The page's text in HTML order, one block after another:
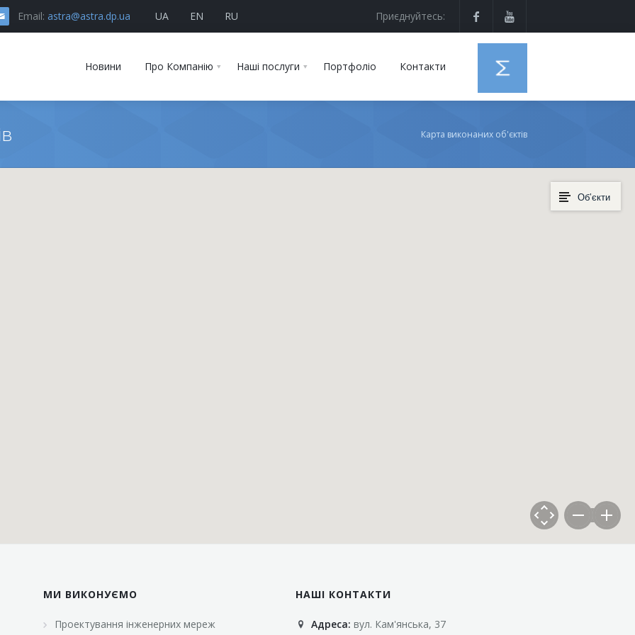
Email: astra@astra.dp.ua UA EN RU Приєднуйтесь:
Новини Про Компанію Наші послуги Портфоліо Контакти
Карта виконаних об'єктів
Об’єкти
МИ ВИКОНУЄМО
Проектування інженерних мереж
НАШІ КОНТАКТИ
Адреса: вул. Кам'янська, 37